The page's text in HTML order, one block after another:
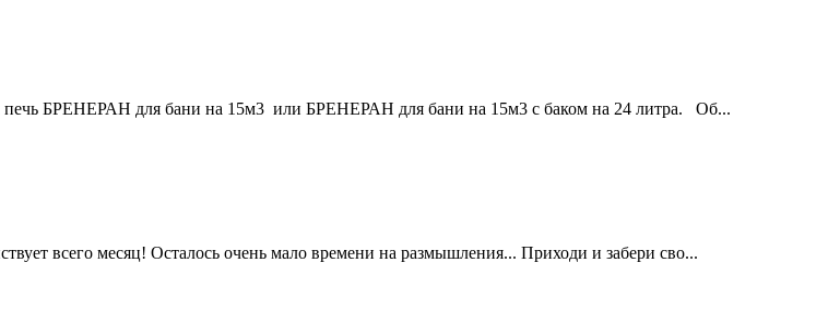
БРЕНЕРАН для бани на 15м3 или БРЕНЕРАН для бани на 15м3 с баком на 24 литра. Об...
всего месяц! Осталось очень мало времени на размышления... Приходи и забери сво...